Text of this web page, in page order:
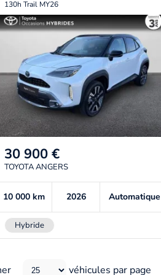
130h Trail MY26
30 900 €
TOYOTA ANGERS
10 000km 2026 Automatique
Hybride
véhicules par page